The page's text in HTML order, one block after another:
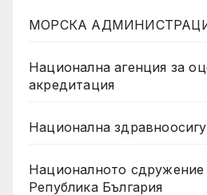
МОРСКА
Национална агенция за
акредитация
Национална
Националното
Република България